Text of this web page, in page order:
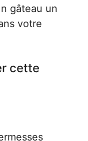
gâteau un
votre
cette